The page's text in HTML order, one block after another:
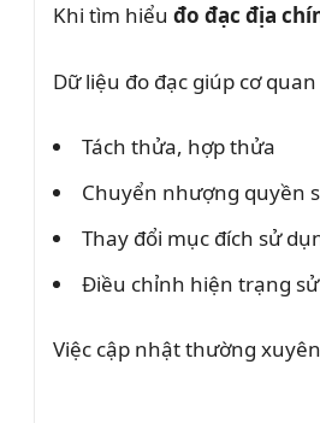
Khi tìm hiểu đo đạc địa
Dữ liệu đo đạc giúp cơ
Tách thửa, hợp thửa
Chuyển nhượng quyền
Thay đổi mục đích sử
Điều chỉnh hiện trạng
Việc cập nhật thường